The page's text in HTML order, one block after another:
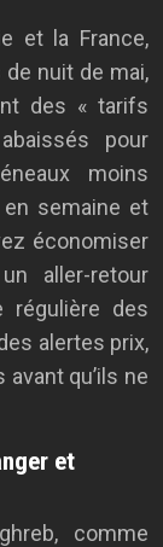
et la France,
nuit de mai,
des « tarifs
pour
moins
en semaine et
économiser
aller-retour
régulière des
alertes prix,
qu’ils ne
et
comme